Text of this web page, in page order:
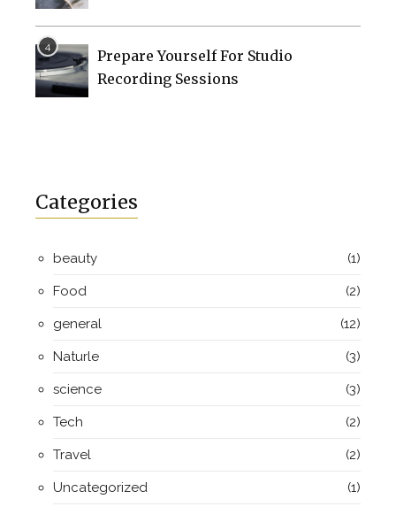
Prepare Yourself For Studio
Recording Sessions
Categories
beauty (1)
Food (2)
general (12)
Naturle (3)
science (3)
Tech (2)
Travel (2)
Uncategorized (1)